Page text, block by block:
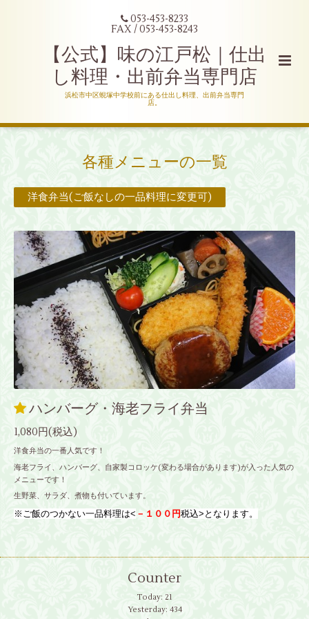
053-453-8233
FAX / 053-453-8243
【公式】味の江戸松｜仕出
し料理・出前弁当専門店
浜松市中区蜆塚中学校前にある仕出し料理、出前弁当専門
店。
各種メニューの一覧
洋食弁当(ご飯なしの一品料理に変更可)
ハンバーグ・海老フライ弁当
1,080円(税込)
洋食弁当の一番人気です！
海老フライ、ハンバーグ、自家製コロッケ(変わる場合があります)が入った人気の
メニューです！
生野菜、サラダ、煮物も付いています。
※ご飯のつかない一品料理は< －１００円税込>となります。
Counter
Today: 21
Yesterday: 434